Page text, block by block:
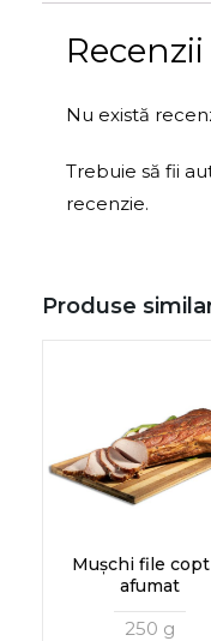
Recenzii
Nu există
Trebuie să fii
recenzie.
Produse
Mușchi file
afumat
250 g